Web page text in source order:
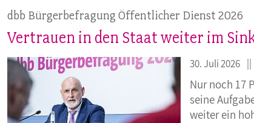
dbb Bürgerbefragung Öffentlicher Dienst 2026
Vertrauen in den Staat weiter im
30. Juli 2026
Nur noch 17
seine
weiter ein